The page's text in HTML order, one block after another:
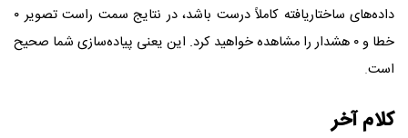
داده‌های ساختاریافته کاملاً درست باشد، در نتایج سمت راست تصویر ۰
خطا و ۰ هشدار را مشاهده خواهید کرد. این یعنی پیاده‌سازی شما صحیح
است.
کلام آخر